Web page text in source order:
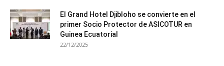
El Grand Hotel Djibloho se convierte en el
primer Socio Protector de ASICOTUR en
Guinea Ecuatorial
22/12/2025